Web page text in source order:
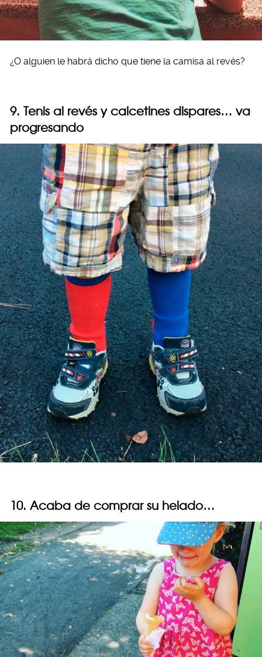
¿O alguien le habrá dicho que tiene la camisa al revés?
9. Tenis al revés y calcetines dispares… va
progresando
10. Acaba de comprar su helado…